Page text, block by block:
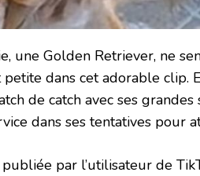
une Golden Retriever, ne
dans cet adorable clip.
de catch avec ses
dans ses tentatives pour
par l’utilisateur de